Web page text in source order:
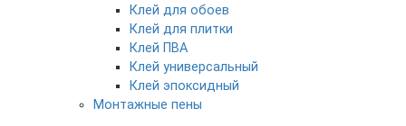
Клей для обоев
Клей для плитки
Клей ПВА
Клей универсальный
Клей эпоксидный
Монтажные пены